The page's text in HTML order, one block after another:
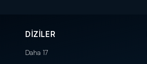
DİZİLER
Daha 17